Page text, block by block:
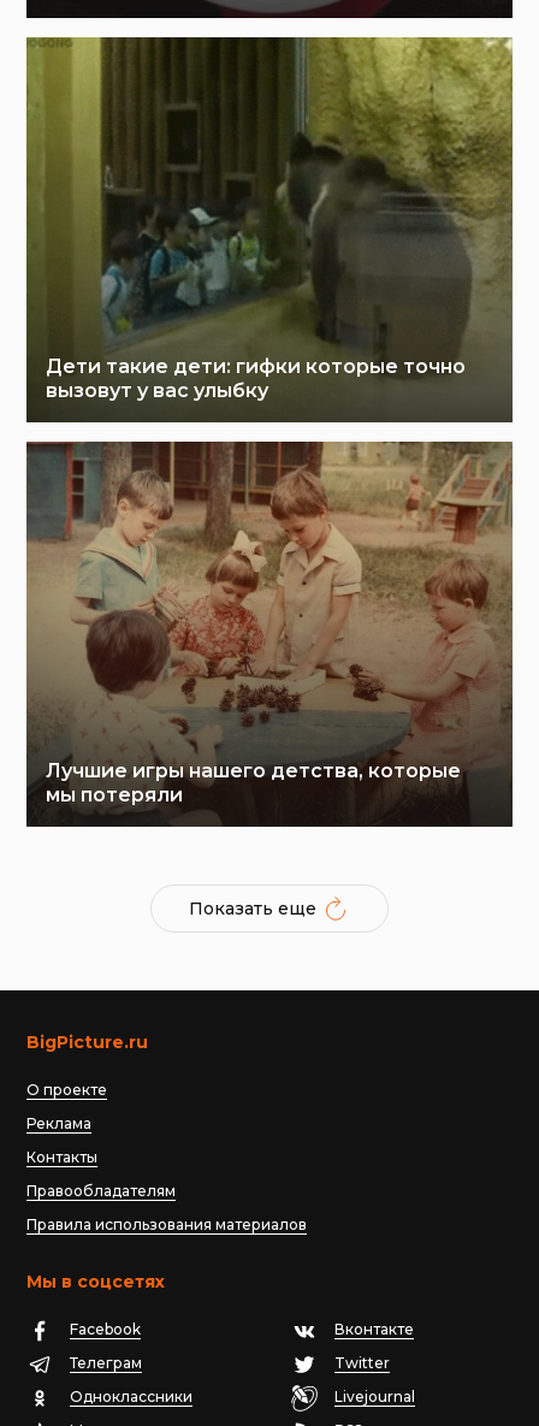
Дети такие дети: гифки которые точно
вызовут у вас улыбку
Лучшие игры нашего детства, которые
мы потеряли
Показать еще
BigPicture.ru
О проекте
Реклама
Контакты
Правообладателям
Правила использования материалов
Мы в соцсетях
Facebook
Вконтакте
Телеграм
Twitter
Одноклассники
Livejournal